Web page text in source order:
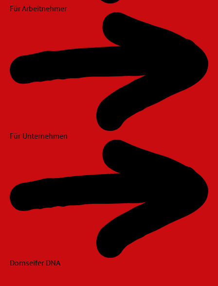
Für Arbeitnehmer
Für Unternehmen
Dornseifer DNA